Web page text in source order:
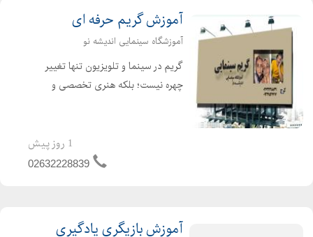
آموزش گریم حرفه ای
آموزشگاه سینمایی اندیشه نو
گریم در سینما و تلویزیون تنها تغییر
چهره نیست؛ بلکه هنری تخصصی و
میکند از ظاهر شخصی خود فراتر برود و به
وجودی تازه، باورپذیر و هماهنگ...
1 روز پیش
02632228839
آموزش بازیگری یادگیری